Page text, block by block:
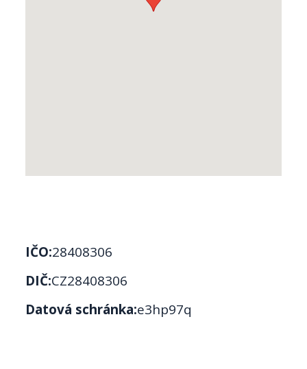
IČO:28408306
DIČ:CZ28408306
Datová schránka:e3hp97q